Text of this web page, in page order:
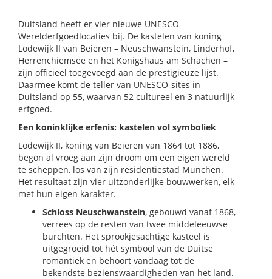
Duitsland heeft er vier nieuwe UNESCO-
Werelderfgoedlocaties bij. De kastelen van koning
Lodewijk II van Beieren – Neuschwanstein, Linderhof,
Herrenchiemsee en het Königshaus am Schachen –
zijn officieel toegevoegd aan de prestigieuze lijst.
Daarmee komt de teller van UNESCO-sites in
Duitsland op 55, waarvan 52 cultureel en 3 natuurlijk
erfgoed.
Een koninklijke erfenis: kastelen vol symboliek
Lodewijk II, koning van Beieren van 1864 tot 1886,
begon al vroeg aan zijn droom om een eigen wereld
te scheppen, los van zijn residentiestad München.
Het resultaat zijn vier uitzonderlijke bouwwerken, elk
met hun eigen karakter.
Schloss Neuschwanstein, gebouwd vanaf 1868,
verrees op de resten van twee middeleeuwse
burchten. Het sprookjesachtige kasteel is
uitgegroeid tot hét symbool van de Duitse
romantiek en behoort vandaag tot de
bekendste bezienswaardigheden van het land.